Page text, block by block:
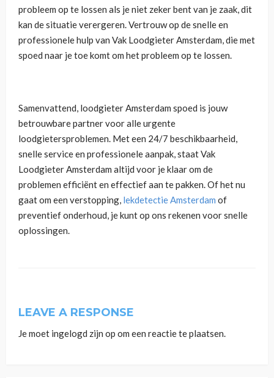
probleem op te lossen als je niet zeker bent van je zaak, dit
kan de situatie verergeren. Vertrouw op de snelle en
professionele hulp van Vak Loodgieter Amsterdam, die met
spoed naar je toe komt om het probleem op te lossen.
Samenvattend, loodgieter Amsterdam spoed is jouw
betrouwbare partner voor alle urgente
loodgietersproblemen. Met een 24/7 beschikbaarheid,
snelle service en professionele aanpak, staat Vak
Loodgieter Amsterdam altijd voor je klaar om de
problemen efficiënt en effectief aan te pakken. Of het nu
gaat om een verstopping, lekdetectie Amsterdam of
preventief onderhoud, je kunt op ons rekenen voor snelle
oplossingen.
LEAVE A RESPONSE
Je moet ingelogd zijn op om een reactie te plaatsen.